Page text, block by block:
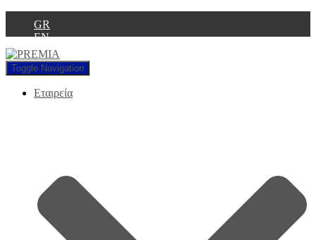
GR
EN
Toggle Navigation
Εταιρεία